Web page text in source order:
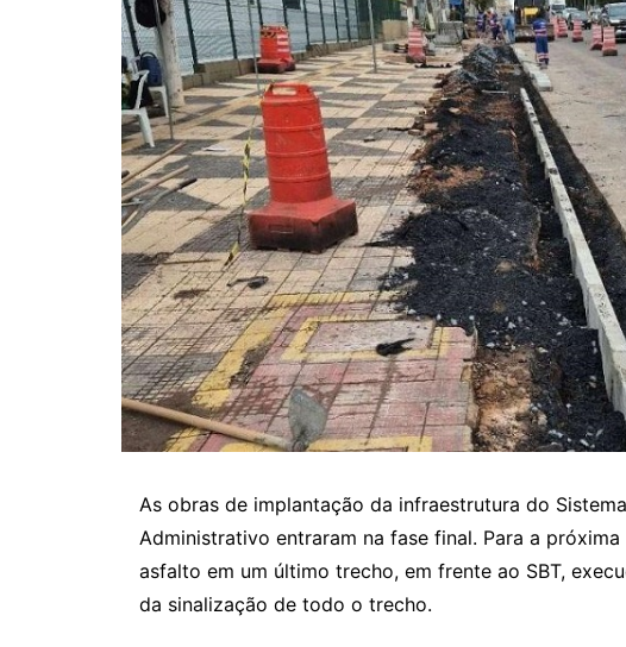
As obras de implantação da infraestrutura do
Administrativo entraram na fase final. Para a
asfalto em um último trecho, em frente ao SBT,
da sinalização de todo o trecho.